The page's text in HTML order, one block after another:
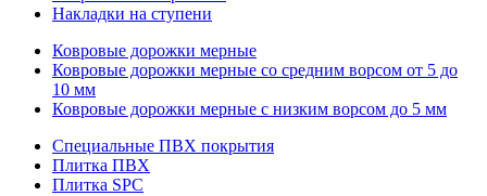
Накладки на ступени
Ковровые дорожки мерные
Ковровые дорожки мерные со средним ворсом от 5 до
10 мм
Ковровые дорожки мерные с низким ворсом до 5 мм
Специальные ПВХ покрытия
Плитка ПВХ
Плитка SPC